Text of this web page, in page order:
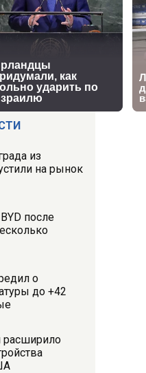
из
на рынок
после
о
до +42
расширило